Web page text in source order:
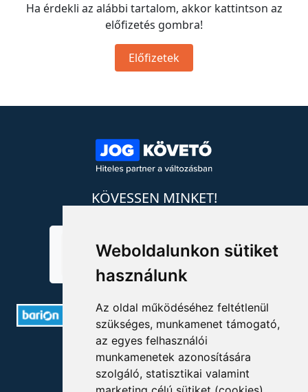
Weboldalunkon sütiket
használunk
Az oldal működéséhez feltétlenül
szükséges, munkamenet támogató,
az egyes felhasználói
munkamenetek azonosítására
szolgáló, statisztikai valamint
Ha érdekli az alábbi tartalom, akkor kattintson az
előfizetés gombra!
Előfizetek
KÖVESSEN MINKET!
ELÉRHETŐSÉGEK
+36 1 880 7600